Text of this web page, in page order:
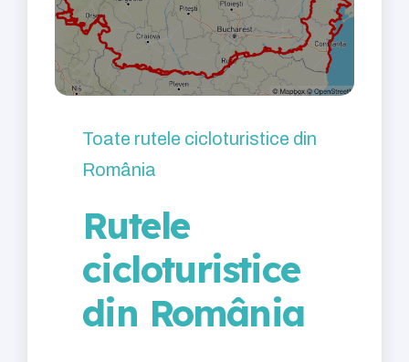
Toate rutele cicloturistice din
România
Rutele
cicloturistice
din România